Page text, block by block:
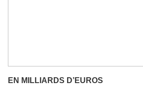
EN MILLIARDS D’EUROS